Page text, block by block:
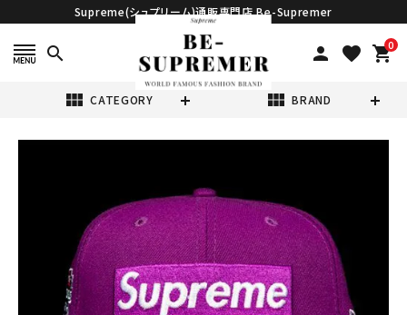
Supreme(シュプリーム)通販専門店 Be-Supremer
search person favorite 0
shopping_cart
view_module CATEGORY view_module BRAND